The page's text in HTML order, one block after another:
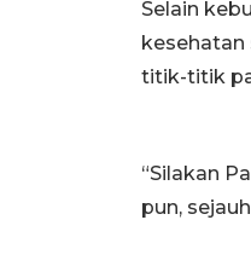
Selain
kesehatan
titik-titik
“Silakan
pun,